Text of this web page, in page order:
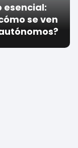
esencial:
se ven